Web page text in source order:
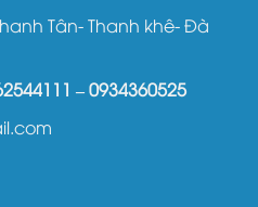
Tân- Thanh khê- Đà
–0934360525